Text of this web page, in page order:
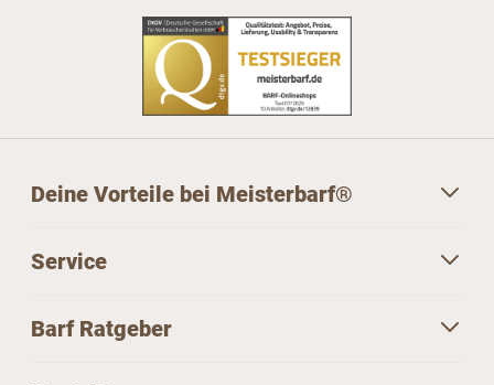
Deine Vorteile bei Meisterbarf®
Service
Barf Ratgeber